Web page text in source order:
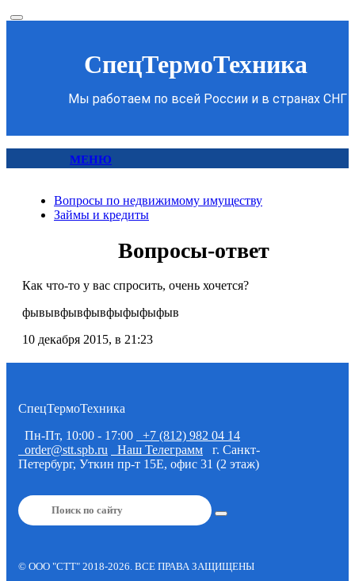
СпецТермоТехника
Мы работаем по всей России и в странах СНГ
МЕНЮ
Вопросы по недвижимому имуществу
Займы и кредиты
Вопросы-ответ
Как что-то у вас спросить, очень хочется?
фывывфывфывфыфыфыфыв
10 декабря 2015, в 21:23
СпецТермоТехника
Пн-Пт, 10:00 - 17:00
+7 (812) 982 04 14
order@stt.spb.ru
Наш Телеграмм
г. Санкт-
Петербург, Уткин пр-т 15Е, офис 31 (2 этаж)
© OOO "CTT" 2018-2026. ВСЕ ПРАВА ЗАЩИЩЕНЫ